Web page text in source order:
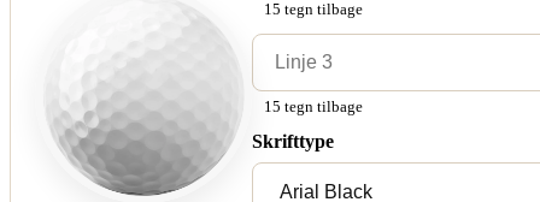
15 tegn tilbage
15 tegn tilbage
Skrifttype